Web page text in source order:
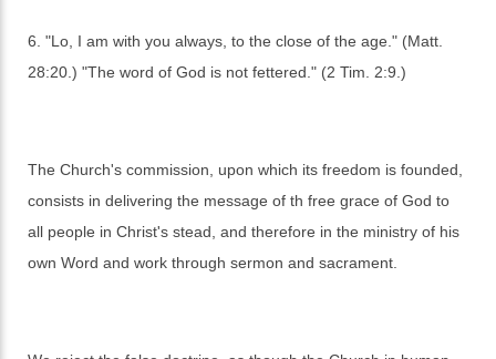
6. "Lo, I am with you always, to the close of the age." (Matt.
28:20.) "The word of God is not fettered." (2 Tim. 2:9.)
The Church's commission, upon which its freedom is founded,
consists in delivering the message of th free grace of God to
all people in Christ's stead, and therefore in the ministry of his
own Word and work through sermon and sacrament.